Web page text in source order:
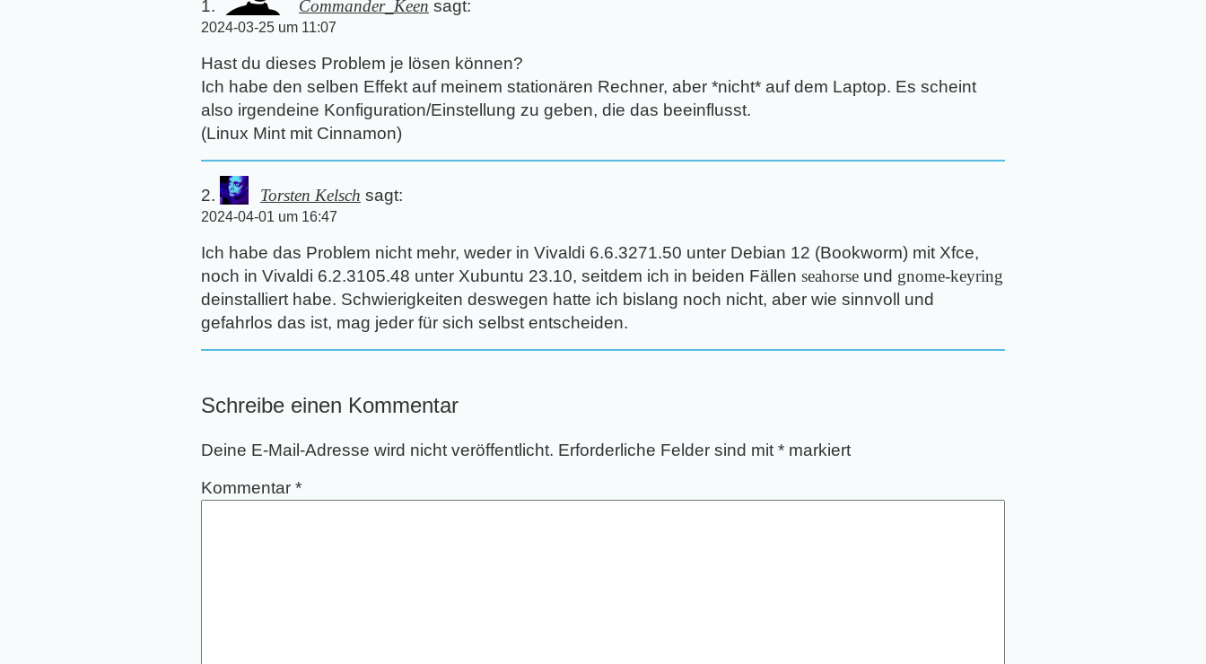
Commander_Keen sagt:
2024-03-25 um 11:07
Hast du dieses Problem je lösen können?
Ich habe den selben Effekt auf meinem stationären Rechner, aber *nicht* auf dem Laptop. Es scheint
also irgendeine Konfiguration/Einstellung zu geben, die das beeinflusst.
(Linux Mint mit Cinnamon)
Torsten Kelsch sagt:
2024-04-01 um 16:47
Ich habe das Problem nicht mehr, weder in Vivaldi 6.6.3271.50 unter Debian 12 (Bookworm) mit Xfce,
noch in Vivaldi 6.2.3105.48 unter Xubuntu 23.10, seitdem ich in beiden Fällen seahorse und gnome-keyring
deinstalliert habe. Schwierigkeiten deswegen hatte ich bislang noch nicht, aber wie sinnvoll und
gefahrlos das ist, mag jeder für sich selbst entscheiden.
Schreibe einen Kommentar
Deine E-Mail-Adresse wird nicht veröffentlicht. Erforderliche Felder sind mit * markiert
Kommentar *